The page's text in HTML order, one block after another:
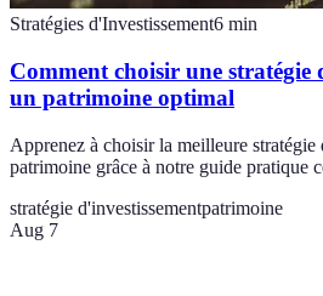
Stratégies d'Investissement6 min
Comment choisir une stratégie
un patrimoine optimal
Apprenez à choisir la meilleure
patrimoine grâce à notre guide pratique
stratégie d'investissementpatrimoine
Aug 7